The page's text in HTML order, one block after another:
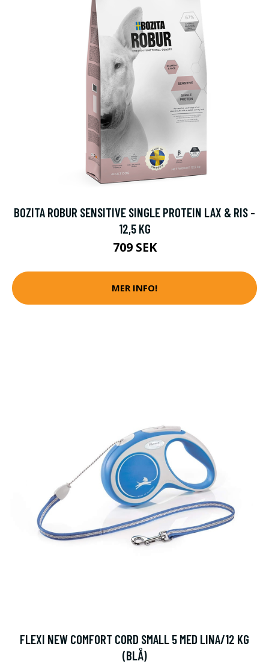
BOZITA ROBUR SENSITIVE SINGLE PROTEIN LAX & RIS -
12,5 KG
709 SEK
MER INFO!
FLEXI NEW COMFORT CORD SMALL 5 MED LINA/12 KG
(BLÅ)